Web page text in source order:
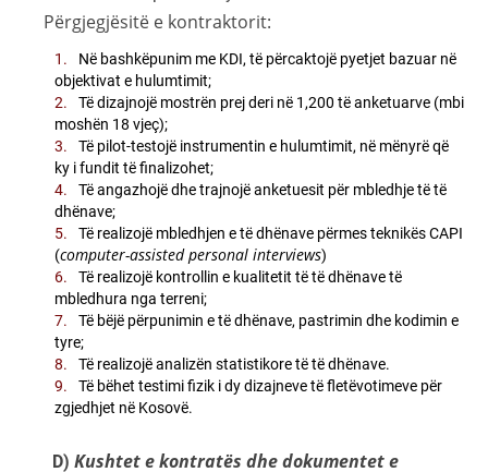
Përgjegjësitë e kontraktorit:
Në bashkëpunim me KDI, të përcaktojë pyetjet bazuar në
objektivat e hulumtimit;
Të dizajnojë mostrën prej deri në 1,200 të anketuarve (mbi
moshën 18 vjeç);
Të pilot-testojë instrumentin e hulumtimit, në mënyrë që
ky i fundit të finalizohet;
Të angazhojë dhe trajnojë anketuesit për mbledhje të të
dhënave;
Të realizojë mbledhjen e të dhënave përmes teknikës CAPI
(computer-assisted personal interviews)
Të realizojë kontrollin e kualitetit të të dhënave të
mbledhura nga terreni;
Të bëjë përpunimin e të dhënave, pastrimin dhe kodimin e
tyre;
Të realizojë analizën statistikore të të dhënave.
Të bëhet testimi fizik i dy dizajneve të fletëvotimeve për
zgjedhjet në Kosovë.
D) Kushtet e kontratës dhe dokumentet e